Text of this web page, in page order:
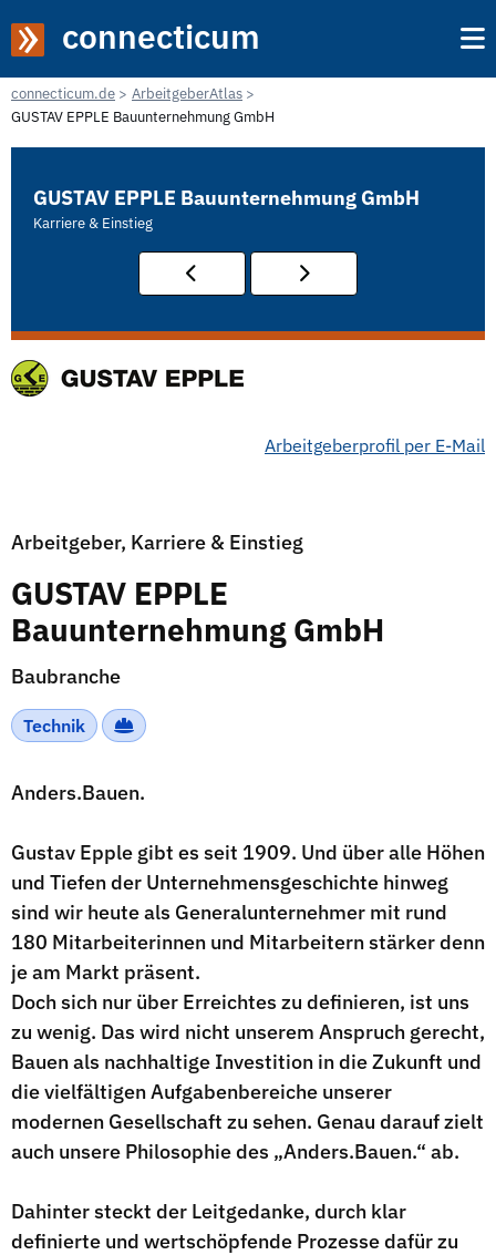
connecticum
connecticum.de
ArbeitgeberAtlas
GUSTAV EPPLE Bauunternehmung GmbH
GUSTAV EPPLE Bauunternehmung GmbH
Karriere & Einstieg
Arbeitgeberprofil per E-Mail
Arbeitgeber, Karriere & Einstieg
GUSTAV EPPLE
Bauunternehmung GmbH
Baubranche
Technik
Anders.Bauen.
Gustav Epple gibt es seit 1909. Und über alle Höhen
und Tiefen der Unternehmensgeschichte hinweg
sind wir heute als Generalunternehmer mit rund
180 Mitarbeiterinnen und Mitarbeitern stärker denn
je am Markt präsent.
Doch sich nur über Erreichtes zu definieren, ist uns
zu wenig. Das wird nicht unserem Anspruch gerecht,
Bauen als nachhaltige Investition in die Zukunft und
die vielfältigen Aufgabenbereiche unserer
modernen Gesellschaft zu sehen. Genau darauf zielt
auch unsere Philosophie des „Anders.Bauen.“ ab.
Dahinter steckt der Leitgedanke, durch klar
definierte und wertschöpfende Prozesse dafür zu